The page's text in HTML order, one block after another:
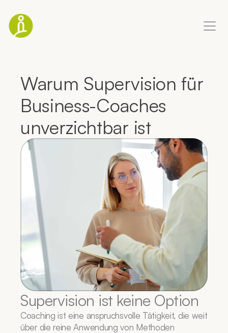
Business-Coaching
Life-Coaching
Blog
Über mich
Termin buchen
Warum Supervision für
Business-Coaches
unverzichtbar ist
Supervision ist keine Option
Coaching ist eine anspruchsvolle Tätigkeit, die weit
über die reine Anwendung von Methoden